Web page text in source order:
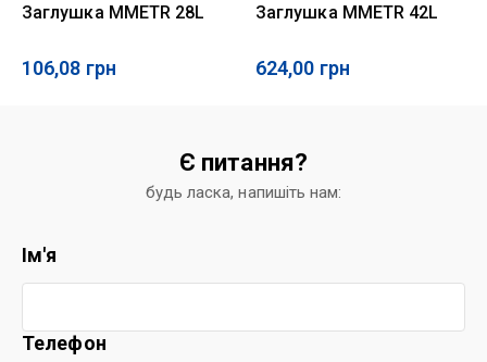
Заглушка MMETR 28L
106,08 грн
Заглушка MMETR 42L
624,00 грн
Є питання?
будь ласка, напишіть нам:
Ім'я
Телефон